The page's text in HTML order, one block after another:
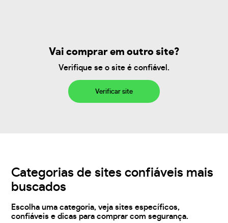
Vai comprar em outro site?
Verifique se o site é confiável.
Verificar site
Categorias de sites confiáveis mais
buscados
Escolha uma categoria, veja sites específicos,
confiáveis e dicas para comprar com segurança.